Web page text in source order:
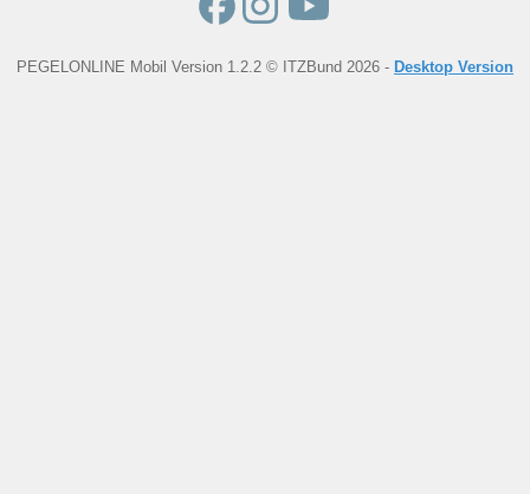
PEGELONLINE Mobil Version 1.2.2 © ITZBund 2026 - Desktop Version